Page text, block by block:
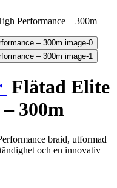
Performance – 300m
Flätad Elite
300m
braid, utformad
och en innovativ